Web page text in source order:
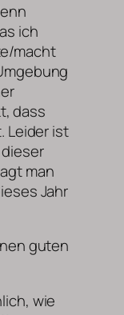
ich
macht
dass
Leider ist
man
Jahr
guten
wie